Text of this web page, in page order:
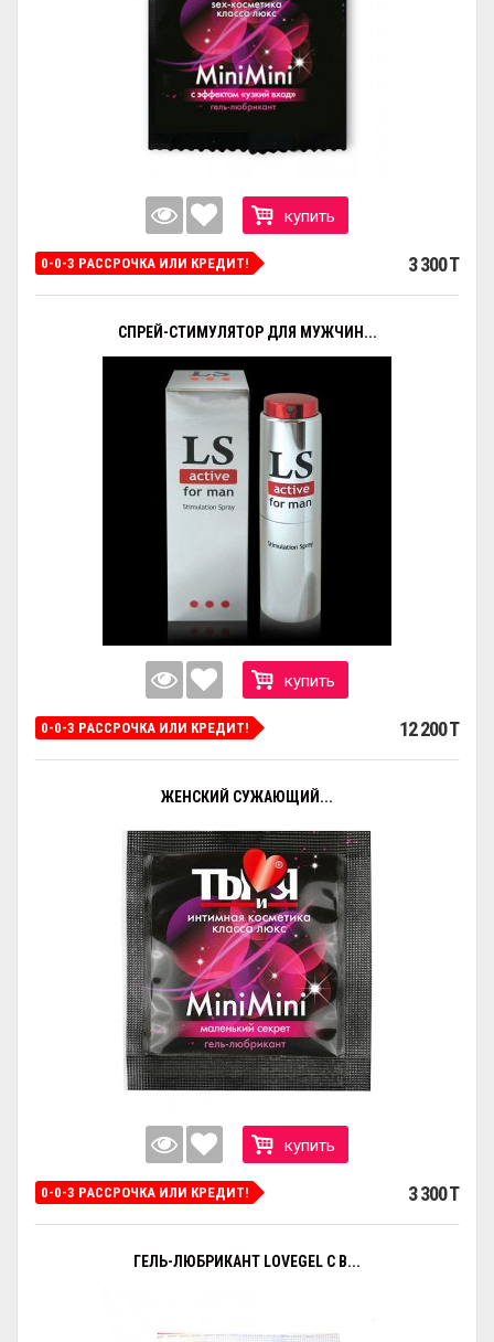
купить
0-0-3 РАССРОЧКА ИЛИ КРЕДИТ! 3 300 T
СПРЕЙ-СТИМУЛЯТОР ДЛЯ МУЖЧИН...
купить
0-0-3 РАССРОЧКА ИЛИ КРЕДИТ! 12 200 T
ЖЕНСКИЙ СУЖАЮЩИЙ...
купить
0-0-3 РАССРОЧКА ИЛИ КРЕДИТ! 3 300 T
ГЕЛЬ-ЛЮБРИКАНТ LOVEGEL C В...